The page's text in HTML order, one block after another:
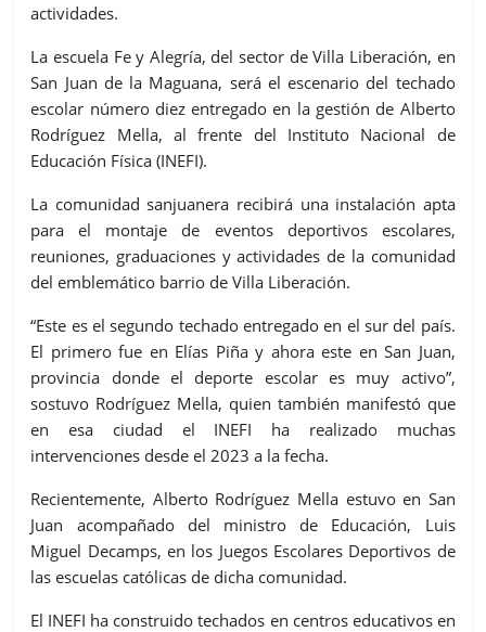
actividades.
La escuela Fe y Alegría, del sector de Villa Liberación, en
San Juan de la Maguana, será el escenario del techado
escolar número diez entregado en la gestión de Alberto
Rodríguez Mella, al frente del Instituto Nacional de
Educación Física (INEFI).
La comunidad sanjuanera recibirá una instalación apta
para el montaje de eventos deportivos escolares,
reuniones, graduaciones y actividades de la comunidad
del emblemático barrio de Villa Liberación.
“Este es el segundo techado entregado en el sur del país.
El primero fue en Elías Piña y ahora este en San Juan,
provincia donde el deporte escolar es muy activo”,
sostuvo Rodríguez Mella, quien también manifestó que
en esa ciudad el INEFI ha realizado muchas
intervenciones desde el 2023 a la fecha.
Recientemente, Alberto Rodríguez Mella estuvo en San
Juan acompañado del ministro de Educación, Luis
Miguel Decamps, en los Juegos Escolares Deportivos de
las escuelas católicas de dicha comunidad.
El INEFI ha construido techados en centros educativos en